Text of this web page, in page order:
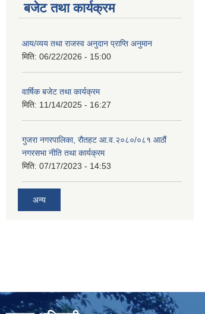
बजेट तथा कार्यक्रम
आय/व्यय तथा राजस्व अनुदान प्राप्ति अनुमान
मिति: 06/22/2026 - 15:00
वार्षिक बजेट तथा कार्यक्रम
मिति: 11/14/2025 - 16:27
गुजरा नगरपालिका, रौतहट आ.व.२०८०/०८१ आठौं
नगरसभा नीति तथा कार्यक्रम
मिति: 07/17/2023 - 14:53
अन्य